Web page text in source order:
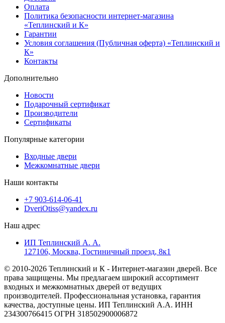
Оплата
Политика безопасности интернет-магазина
«Теплинский и К»
Гарантии
Условия соглашения (Публичная оферта) «Теплинский и
К»
Контакты
Дополнительно
Новости
Подарочный сертификат
Производители
Сертификаты
Популярные категории
Входные двери
Межкомнатные двери
Наши контакты
+7 903-614-06-41
DveriOtiss@yandex.ru
Наш адрес
ИП Теплинский А. А.
127106, Москва, Гостиничный проезд, 8к1
© 2010-2026 Теплинский и К - Интернет-магазин дверей. Все
права защищены. Мы предлагаем широкий ассортимент
входных и межкомнатных дверей от ведущих
производителей. Профессиональная установка, гарантия
качества, доступные цены. ИП Теплинский А.А. ИНН
234300766415 ОГРН 318502900006872